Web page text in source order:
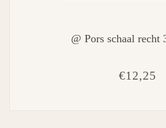
@ Pors schaal recht
€12,25